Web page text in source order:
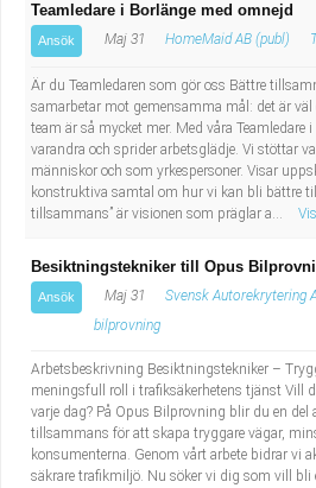
Teamledare i Borlänge med omnejd
Ansök Maj 31 HomeMaid AB (publ)
Är du Teamledaren som gör oss Bättre
samarbetar mot gemensamma mål: det är
team är så mycket mer. Med våra Teamledare
varandra och sprider arbetsglädje. Vi stöttar
människor och som yrkespersoner. Visar
konstruktiva samtal om hur vi kan bli bättre
tillsammans” är visionen som präglar a...
Besiktningstekniker till Opus
Ansök Maj 31 Svensk Autorekrytering
bilprovning
Arbetsbeskrivning Besiktningstekniker –
meningsfull roll i trafiksäkerhetens tjänst Vill
varje dag? På Opus Bilprovning blir du en del
tillsammans för att skapa tryggare vägar,
konsumenterna. Genom vårt arbete bidrar vi
säkrare trafikmiljö. Nu söker vi dig som vill bli